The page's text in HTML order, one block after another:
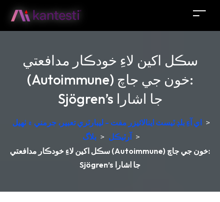
سڪل اکين لاءِ خودڪار مدافعتي
(Autoimmune) خون جي جاچ:
Sjögren’s جا اشارا
اي آءِ بلڊ ٽيسٽ اينالائيزر مفت - ليبارٽري تعبير، جرمني ۾ ٺهيل >
بلاگ > آرٽيڪل >
سڪل اکين لاءِ خودڪار مدافعتي (Autoimmune) خون جي جاچ:
Sjögren’s جا اشارا